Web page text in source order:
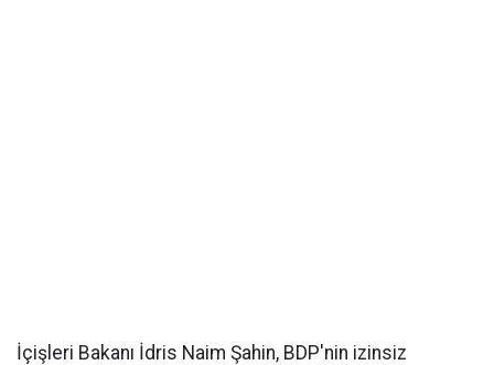
İçişleri Bakanı İdris Naim Şahin, BDP'nin izinsiz